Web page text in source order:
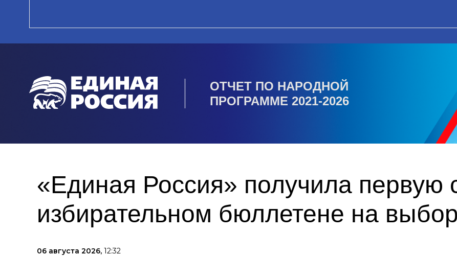
ОТЧЕТ ПО НАРОДНОЙ
ПРОГРАММЕ 2021-2026
«Единая Россия» получила первую
избирательном бюллетене на
06 августа 2026, 12:32